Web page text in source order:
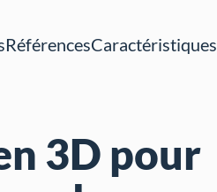
RéférencesCaractéristiques
3D pour